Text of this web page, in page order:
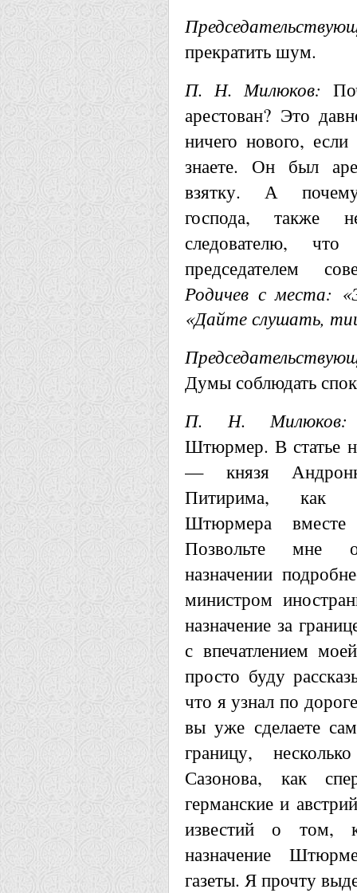
прекратить шум.
П. Н. Милюков:
арестован? Это
ничего нового,
знаете. Он был
взятку. А
господа, также
следователю,
председателем
Родичев с места:
«Дайте слушать,
Думы соблюдать
П. Н. Милюков:
Штюрмер. В статье
— князя
Питирима, как
Штюрмера
Позвольте мне
назначении
министром
назначение за
с впечатлением
просто буду
что я узнал по
вы уже сделаете
границу,
Сазонова, как
германские и
известий о том,
назначение
газеты. Я прочту